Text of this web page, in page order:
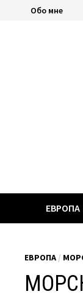
ПерейтиОбо мне
ЕВРОПА
ЕВРОПА /